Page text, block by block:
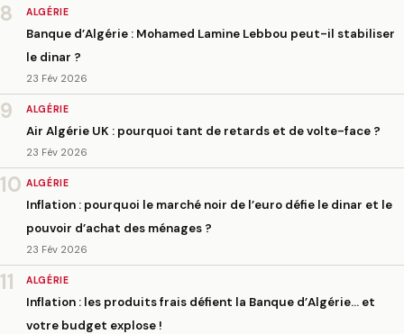
8 ALGÉRIE
Banque d’Algérie : Mohamed Lamine Lebbou peut-il stabiliser
le dinar ?
23 Fév 2026
9 ALGÉRIE
Air Algérie UK : pourquoi tant de retards et de volte-face ?
23 Fév 2026
10 ALGÉRIE
Inflation : pourquoi le marché noir de l’euro défie le dinar et le
pouvoir d’achat des ménages ?
23 Fév 2026
11 ALGÉRIE
Inflation : les produits frais défient la Banque d’Algérie… et
votre budget explose !